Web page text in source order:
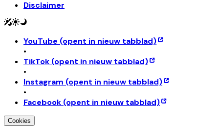
Disclaimer
YouTube (opent in nieuw tabblad)
•
TikTok (opent in nieuw tabblad)
•
Instagram (opent in nieuw tabblad)
•
Facebook (opent in nieuw tabblad)
Cookies